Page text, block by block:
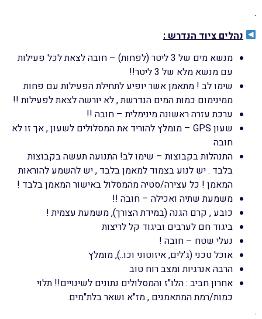
.
נהלים ציוד הנדרש :
מנשא מים של 3 ליטר (לפחות) – חובה לצאת לכל פעילות
עם מנשא מלא של 3 ליטר!!
שימו לב ! מתאמן אשר יופיע לתחילת הפעילות עם פחות
ממינימום כמות המים הנדרשת , לא יורשה לצאת לפעילות !!
ערכת עזרה ראשונה מינימלית – חובה !!
שעון GPS – מומלץ להוריד את המסלולים לשעון , אך זו לא
חובה
התנהלות בקבוצות – שימו לב! התנועה תעשה בקבוצות
בלבד . יש לנוע בצמוד למאמן בלבד , יש להשמע להוראות
המאמן ! כל עצירה/סטיה מהמסלול באישור המאמן בלבד !
משמעת שתיה ואכילה – חובה !!
כובע , קרם הגנה (במידת הצורך), משמעת עצמית !
ביגוד חם לערבים וביגוד קל לריצות
נעלי שטח – חובה !
אוכל טכני (ג'לים, איזוטוני וכו..), מומלץ
הרבה אנרגיות ומצב רוח טוב
אחרון חביב : הלו"ז והמסלולים נתונים לשינויים!! תלוי
כמות/רמת המתאמנים , מז"א ושאר בלת"מים.
.